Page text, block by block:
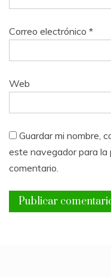
Correo electrónico *
Web
Guardar mi nombre,
este navegador para la
comentario.